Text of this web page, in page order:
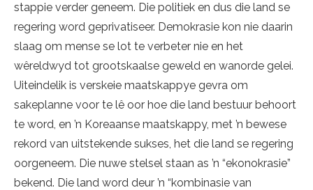
stappie verder geneem. Die politiek en dus die land se
regering word geprivatiseer. Demokrasie kon nie daarin
slaag om mense se lot te verbeter nie en het
wêreldwyd tot grootskaalse geweld en wanorde gelei.
Uiteindelik is verskeie maatskappye gevra om
sakeplanne voor te lê oor hoe die land bestuur behoort
te word, en ’n Koreaanse maatskappy, met ’n bewese
rekord van uitstekende sukses, het die land se regering
oorgeneem. Die nuwe stelsel staan as ’n “ekonokrasie”
bekend. Die land word deur ’n “kombinasie van